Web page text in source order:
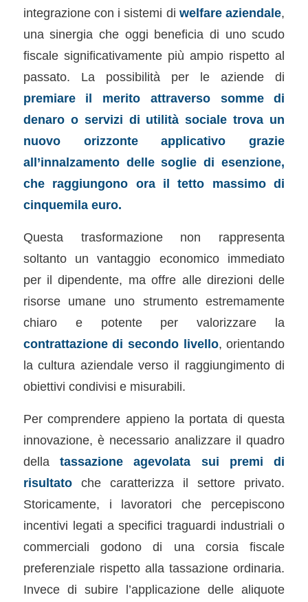
integrazione con i sistemi diwelfare aziendale,
una sinergia che oggi beneficia di uno scudo
fiscale significativamente più ampio rispetto al
passato. La possibilità per le aziende di
premiare il merito attraverso somme di
denaro o servizi di utilità sociale trova un
nuovo orizzonte applicativo grazie
all’innalzamento delle soglie di esenzione,
che raggiungono ora il tetto massimo di
cinquemila euro.
Questa trasformazione non rappresenta
soltanto un vantaggio economico immediato
per il dipendente, ma offre alle direzioni delle
risorse umane uno strumento estremamente
chiaro e potente per valorizzare la
contrattazione di secondo livello, orientando
la cultura aziendale verso il raggiungimento di
obiettivi condivisi e misurabili.
Per comprendere appieno la portata di questa
innovazione, è necessario analizzare il quadro
della tassazione agevolata sui premi di
risultatoche caratterizza il settore privato.
Storicamente, i lavoratori che percepiscono
incentivi legati a specifici traguardi industriali o
commerciali godono di una corsia fiscale
preferenziale rispetto alla tassazione ordinaria.
Invece di subire l’applicazione delle aliquote